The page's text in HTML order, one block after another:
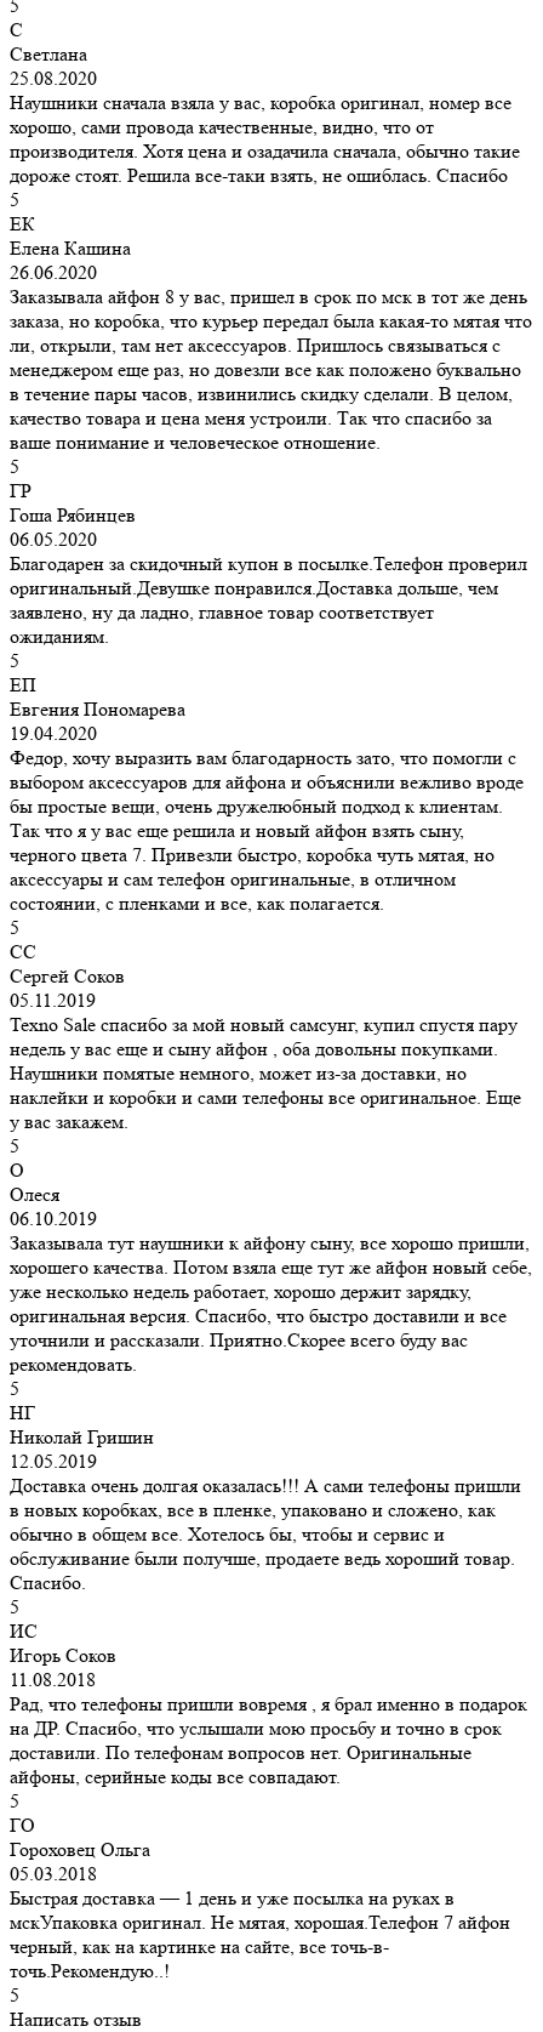
5
С
Светлана
25.08.2020
Наушники сначала взяла у вас, коробка оригинал, номер все
хорошо, сами провода качественные, видно, что от
производителя. Хотя цена и озадачила сначала, обычно такие
дороже стоят. Решила все-таки взять, не ошиблась. Спасибо
5
ЕК
Елена Кашина
26.06.2020
Заказывала айфон 8 у вас, пришел в срок по мск в тот же день
заказа, но коробка, что курьер передал была какая-то мятая что
ли, открыли, там нет аксессуаров. Пришлось связываться с
менеджером еще раз, но довезли все как положено буквально
в течение пары часов, извинились скидку сделали. В целом,
качество товара и цена меня устроили. Так что спасибо за
ваше понимание и человеческое отношение.
5
ГР
Гоша Рябинцев
06.05.2020
Благодарен за скидочный купон в посылке.Телефон проверил
оригинальный.Девушке понравился.Доставка дольше, чем
заявлено, ну да ладно, главное товар соответствует
ожиданиям.
5
ЕП
Евгения Пономарева
19.04.2020
Федор, хочу выразить вам благодарность зато, что помогли с
выбором аксессуаров для айфона и объяснили вежливо вроде
бы простые вещи, очень дружелюбный подход к клиентам.
Так что я у вас еще решила и новый айфон взять сыну,
черного цвета 7. Привезли быстро, коробка чуть мятая, но
аксессуары и сам телефон оригинальные, в отличном
состоянии, с пленками и все, как полагается.
5
СС
Сергей Соков
05.11.2019
Texno Sale спасибо за мой новый самсунг, купил спустя пару
недель у вас еще и сыну айфон , оба довольны покупками.
Наушники помятые немного, может из-за доставки, но
наклейки и коробки и сами телефоны все оригинальное. Еще
у вас закажем.
5
О
Олеся
06.10.2019
Заказывала тут наушники к айфону сыну, все хорошо пришли,
хорошего качества. Потом взяла еще тут же айфон новый себе,
уже несколько недель работает, хорошо держит зарядку,
оригинальная версия. Спасибо, что быстро доставили и все
уточнили и рассказали. Приятно.Скорее всего буду вас
рекомендовать.
5
НГ
Николай Гришин
12.05.2019
Доставка очень долгая оказалась!!! А сами телефоны пришли
в новых коробках, все в пленке, упаковано и сложено, как
обычно в общем все. Хотелось бы, чтобы и сервис и
обслуживание были получше, продаете ведь хороший товар.
Спасибо.
5
ИС
Игорь Соков
11.08.2018
Рад, что телефоны пришли вовремя , я брал именно в подарок
на ДР. Спасибо, что услышали мою просьбу и точно в срок
доставили. По телефонам вопросов нет. Оригинальные
айфоны, серийные коды все совпадают.
5
ГО
Гороховец Ольга
05.03.2018
Быстрая доставка — 1 день и уже посылка на руках в
мскУпаковка оригинал. Не мятая, хорошая.Телефон 7 айфон
черный, как на картинке на сайте, все точь-в-
точь.Рекомендую..!
5
Написать отзыв